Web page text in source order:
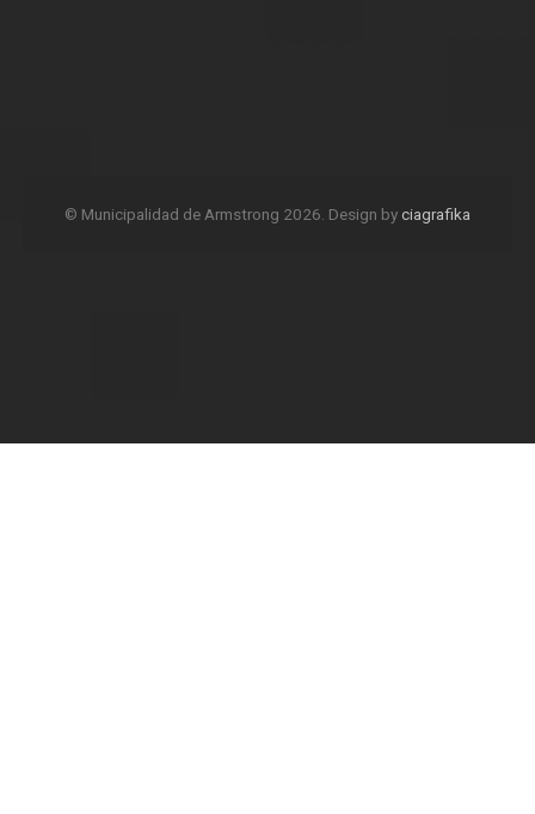
© Municipalidad de Armstrong 2026. Design byciagrafika